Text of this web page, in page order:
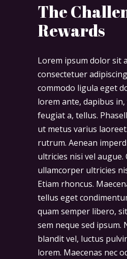
The
Rewards
Lorem ipsum dolor sit
consectetuer
commodo ligula eget
lorem ante, dapibus
feugiat a, tellus.
ut metus varius
rutrum. Aenean
ultricies nisi vel
ullamcorper ultricies
Etiam rhoncus.
tellus eget
quam semper libero,
sem neque sed ipsum.
blandit vel, luctus
lorem. Maecenas nec